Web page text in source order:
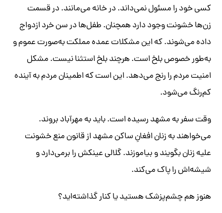
کسی خود را مسئول نمی‌داند. در خانه می‌مانند. در قسمت
زن‌ها خشونت وجود دارد همچنان. طفل‌ها در سن خرد ازدواج
داده می‌شوند. که این مشکلات عمده مملکت به‌صورت عموم و
به‌طور خصوص بلخ است. هرچند بلخ استثنا نیست. مشکل
امنیت مردم را رنج می‌دهد. این است که اطمینان مردم به آینده
کم‌رنگ می‌شود.
وقت سفر به مشهد رسیده است. باید به مهرآباد بروند.
می‌خواهند به زنان افغانِ ساکن مشهد از قانون منع خشونت
علیه زنان بگویند و بیاموزند. گلالی عینکش را برمی‌دارد و
شیشه‌اش را پاک می‌کند.
هنوز هم چشم‌پزشک هستید یا کنار گذاشته‌اید؟